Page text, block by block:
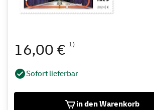
16,00 € 1)
Sofort lieferbar
in den Warenkorb